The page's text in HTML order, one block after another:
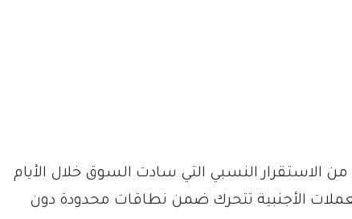
الاستقرار النسبي التي سادت السوق خلال الأيام
الأجنبية تتحرك ضمن نطاقات محدودة دون